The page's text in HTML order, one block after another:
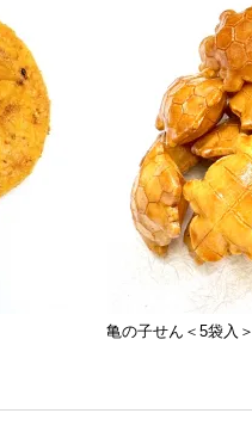
亀の子せん＜5袋入＞